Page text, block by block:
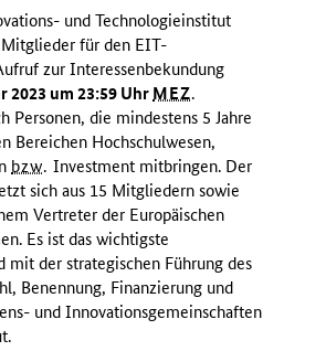
und Technologieinstitut
für den EIT-
zur Interessenbekundung
2023 um 23:59 UhrMEZ.
Personen, die mindestens 5 Jahre
Bereichen Hochschulwesen,
bzw. Investmentmitbringen. Der
sich aus 15 Mitgliedern sowie
Vertreter der Europäischen
Es ist das wichtigste
mit der strategischen Führung des
Benennung, Finanzierung und
und Innovationsgemeinschaften